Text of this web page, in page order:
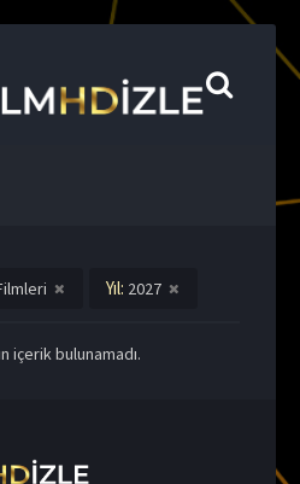
Yıl: 2027
içerik bulunamadı.